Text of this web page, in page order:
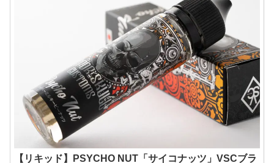
【リキッド】PSYCHO NUT「サイコナッツ」VSCブラ